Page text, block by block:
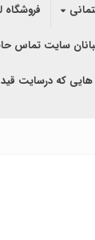
فروشگاه
سایت تماس
که درسایت